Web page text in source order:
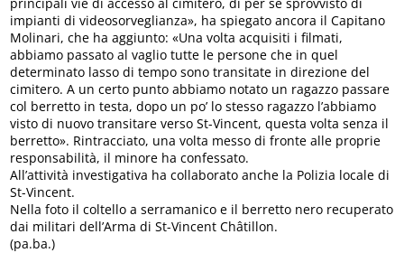
impianti di videosorveglianza», ha spiegato ancora il Capitano
Molinari, che ha aggiunto: «Una volta acquisiti i filmati,
abbiamo passato al vaglio tutte le persone che in quel
determinato lasso di tempo sono transitate in direzione del
cimitero. A un certo punto abbiamo notato un ragazzo passare
col berretto in testa, dopo un po’ lo stesso ragazzo l’abbiamo
visto di nuovo transitare verso St-Vincent, questa volta senza il
berretto». Rintracciato, una volta messo di fronte alle proprie
responsabilità, il minore ha confessato.
All’attività investigativa ha collaborato anche la Polizia locale di
St-Vincent.
Nella foto il coltello a serramanico e il berretto nero recuperato
dai militari dell’Arma di St-Vincent Châtillon.
(pa.ba.)